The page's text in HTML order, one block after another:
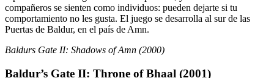
compañeros se sienten como individuos: pueden dejarte si tu
comportamiento no les gusta. El juego se desarrolla al sur de las
Puertas de Baldur, en el país de Amn.
Baldurs Gate II: Shadows of Amn (2000)
Baldur’s Gate II: Throne of Bhaal (2001)